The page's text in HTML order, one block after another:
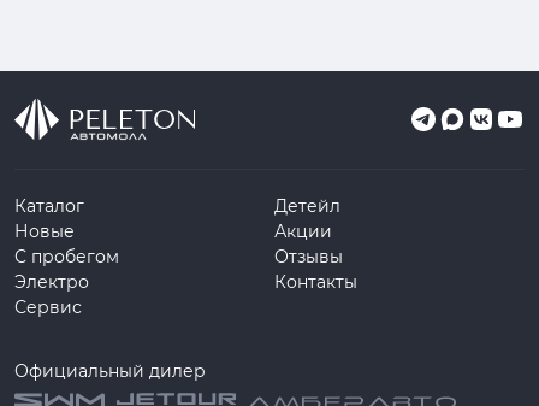
Каталог
Новые
С пробегом
Электро
Сервис
Детейл
Акции
Отзывы
Контакты
Официальный дилер